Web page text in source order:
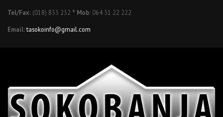
Tel/Fax: (018) 833 232 * Mob: 064 31 22 222
Email:tasokoinfo@gmail.com